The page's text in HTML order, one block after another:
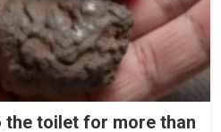
the toilet for more than